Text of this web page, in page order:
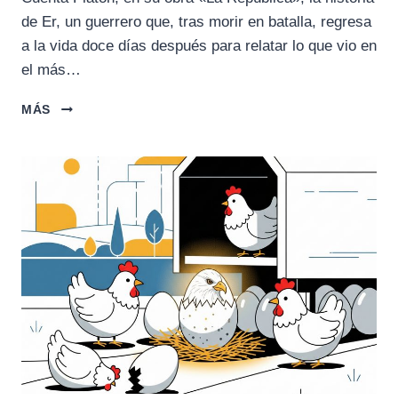
de Er, un guerrero que, tras morir en batalla, regresa
a la vida doce días después para relatar lo que vio en
el más…
MÁS
EL
ER